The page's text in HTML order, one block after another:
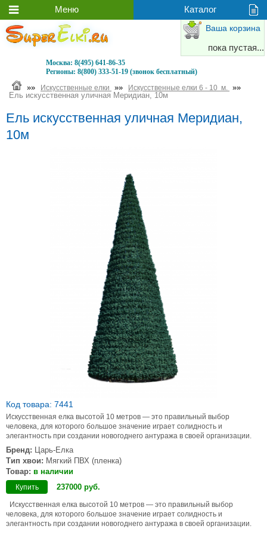
Москва: 8(495) 641-86-35
Регионы: 8(800) 333-51-19 (звонок бесплатный)
Ваша корзина
пока пустая...
»» Искусственные елки »» Искусственные елки 6 - 10 м. »»
Ель искусственная уличная Меридиан, 10м
Ель искусственная уличная Меридиан,
10м
Код товара: 7441
Искусственная елка высотой 10 метров — это правильный выбор
человека, для которого большое значение играет солидность и
элегантность при создании новогоднего антуража в своей организации.
Бренд: Царь-Елка
Тип хвои: Мягкий ПВХ (пленка)
Товар: в наличии
Купить 237000 руб.
Искусственная елка высотой 10 метров — это правильный выбор
человека, для которого большое значение играет солидность и
элегантность при создании новогоднего антуража в своей организации.